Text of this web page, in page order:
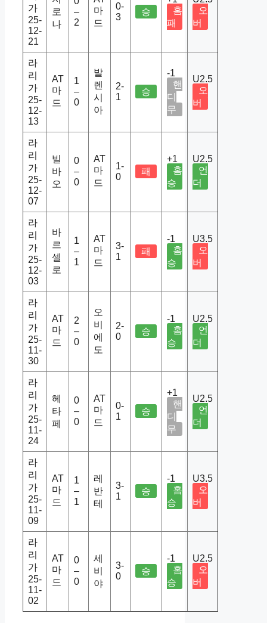
가
25-
12-
21
로
나
–
2
마
드
0-
3
승
홈
패
오
버
라
리
가
25-
12-
13
AT
마
드
1
–
0
발
렌
시
아
2-
1
승
-1
핸
디
무
U2.5
오
버
라
리
가
25-
12-
07
빌
바
오
0
–
0
AT
마
드
1-
0
패
+1
홈
승
U2.5
언
더
라
리
가
25-
12-
03
바
르
셀
로
1
–
1
AT
마
드
3-
1
패
-1
홈
승
U3.5
오
버
라
리
가
25-
11-
30
AT
마
드
2
–
0
오
비
에
도
2-
0
승
-1
홈
승
U2.5
언
더
라
리
가
25-
11-
24
헤
타
페
0
–
0
AT
마
드
0-
1
승
+1
핸
디
무
U2.5
언
더
라
리
가
25-
11-
09
AT
마
드
1
–
1
레
반
테
3-
1
승
-1
홈
승
U3.5
오
버
라
리
가
25-
11-
02
AT
마
드
0
–
0
세
비
야
3-
0
승
-1
홈
승
U2.5
오
버